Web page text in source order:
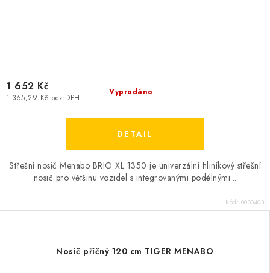
Vyprodáno
1 365,29 Kč bez DPH
1 652 Kč
Střešní nosič Menabo BRIO XL 1350 je univerzální hliníkový střešní
nosič pro většinu vozidel s integrovanými podélnými...
Kód: 0000403
Nosič příčný 120 cm TIGER MENABO